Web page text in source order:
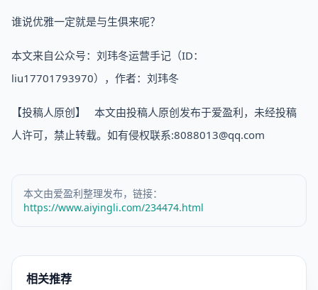
谁说优雅一定就是与生俱来呢？
本文来自公众号：刘玮冬运营手记（ID：
liu17701793970），作者：刘玮冬
【投稿人原创】 本文由投稿人原创发布于爱盈利，未经投稿
人许可，禁止转载。如有侵权联系:8088013@qq.com
本文由爱盈利整理发布，链接：
https://www.aiyingli.com/234474.html
相关推荐